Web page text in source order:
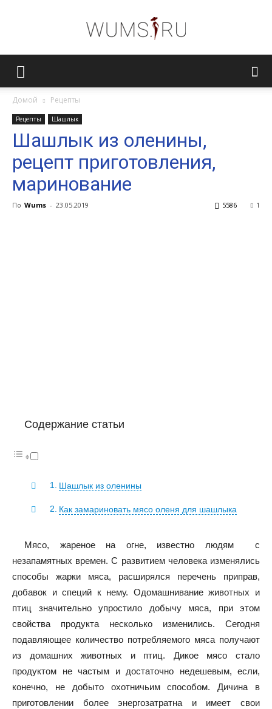
Домой Рецепты
Рецепты Шашлык
Шашлык из оленины,
рецепт приготовления,
маринование
По Wums - 23.05.2019 1
5586
Содержание статьи
Шашлык из оленины
Как замариновать мясо оленя для шашлыка
Мясо, жареное на огне, известно людям с
незапамятных времен. С развитием человека изменялись
способы жарки мяса, расширялся перечень приправ,
добавок и специй к нему. Одомашнивание животных и
птиц значительно упростило добычу мяса, при этом
свойства продукта несколько изменились. Сегодня
подавляющее количество потребляемого мяса получают
из домашних животных и птиц. Дикое мясо стало
продуктом не частым и достаточно недешевым, если,
конечно, не добыто охотничьим способом. Дичина в
приготовлении более энергозатратна и имеет свои